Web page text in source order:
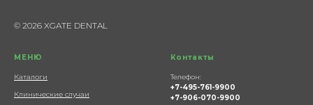
© 2026 XGATE DENTAL
МЕНЮ
Каталоги
Клинические случаи
Контакты
Телефон:
+7-495-761-9900
+7-906-070-9900